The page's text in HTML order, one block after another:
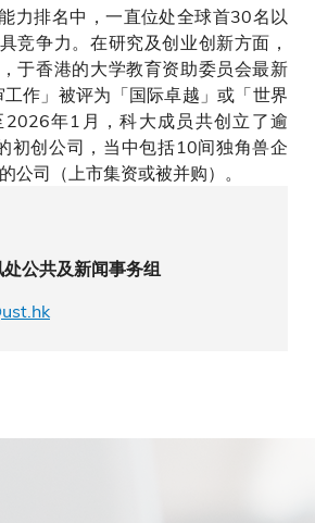
力排名中，一直位处全球首30名以
竞争力。在研究及创业创新方面，
于香港的大学教育资助委员会最新
作」被评为「国际卓越」或「世界
年1月，科大成员共创立了逾
初创公司，当中包括10间独角兽企
公司（上市集资或被并购）。
公共及新闻事务组